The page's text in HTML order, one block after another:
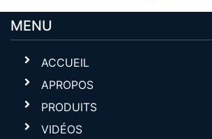
MENU
ACCUEIL
APROPOS
PRODUITS
VIDÉOS